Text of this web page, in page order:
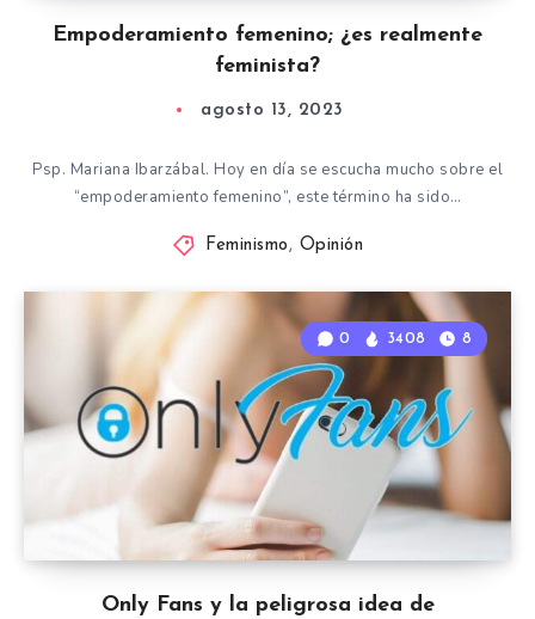
Empoderamiento femenino; ¿es realmente
feminista?
agosto 13, 2023
Psp. Mariana Ibarzábal. Hoy en día se escucha mucho sobre el
“empoderamiento femenino”, este término ha sido…
Feminismo, Opinión
Only Fans y la peligrosa idea de
0 3408 8